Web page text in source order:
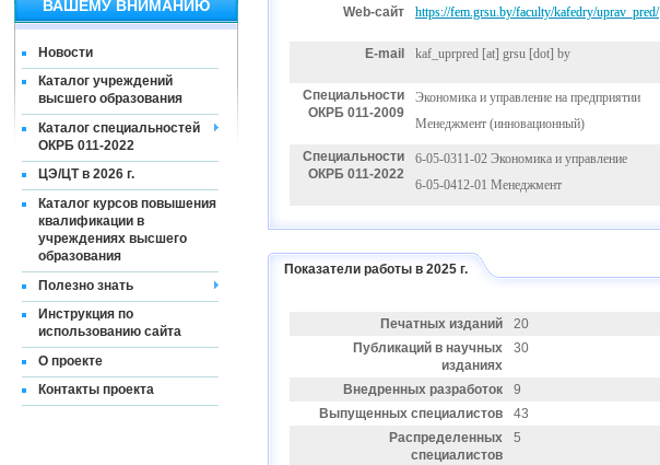
ВАШЕМУ ВНИМАНИЮ
Новости
Каталог учреждений
высшего образования
Каталог специальностей
ОКРБ 011-2022
ЦЭ/ЦТ в 2026 г.
Каталог курсов повышения
квалификации в
учреждениях высшего
образования
Полезно знать
Инструкция по
использованию сайта
О проекте
Контакты проекта
Web-сайт
https://fem.grsu.by/faculty/kafedry/uprav_pred/
E-mail kaf_uprpred [at] grsu [dot] by
Специальности
ОКРБ 011-2009
Экономика и управление на предприятии
Менеджмент (инновационный)
Специальности
ОКРБ 011-2022
6-05-0311-02 Экономика и управление
6-05-0412-01 Менеджмент
Показатели работы в 2025 г.
Печатных изданий
20
Публикаций в научных
изданиях
30
Внедренных разработок
9
Выпущенных специалистов
43
Распределенных
специалистов
5